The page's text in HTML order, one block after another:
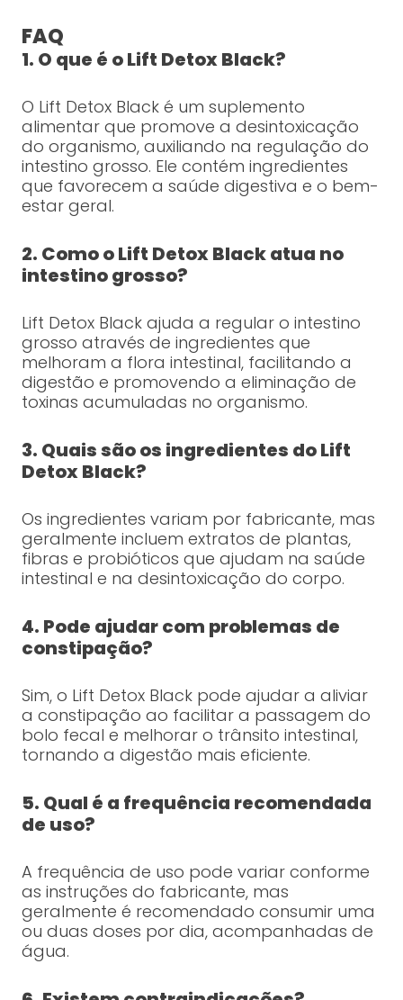
FAQ
1. O que é o Lift Detox Black?
O Lift Detox Black é um suplemento
alimentar que promove a desintoxicação
do organismo, auxiliando na regulação do
intestino grosso. Ele contém ingredientes
que favorecem a saúde digestiva e o bem-
estar geral.
2. Como o Lift Detox Black atua no
intestino grosso?
Lift Detox Black ajuda a regular o intestino
grosso através de ingredientes que
melhoram a flora intestinal, facilitando a
digestão e promovendo a eliminação de
toxinas acumuladas no organismo.
3. Quais são os ingredientes do Lift
Detox Black?
Os ingredientes variam por fabricante, mas
geralmente incluem extratos de plantas,
fibras e probióticos que ajudam na saúde
intestinal e na desintoxicação do corpo.
4. Pode ajudar com problemas de
constipação?
Sim, o Lift Detox Black pode ajudar a aliviar
a constipação ao facilitar a passagem do
bolo fecal e melhorar o trânsito intestinal,
tornando a digestão mais eficiente.
5. Qual é a frequência recomendada
de uso?
A frequência de uso pode variar conforme
as instruções do fabricante, mas
geralmente é recomendado consumir uma
ou duas doses por dia, acompanhadas de
água.